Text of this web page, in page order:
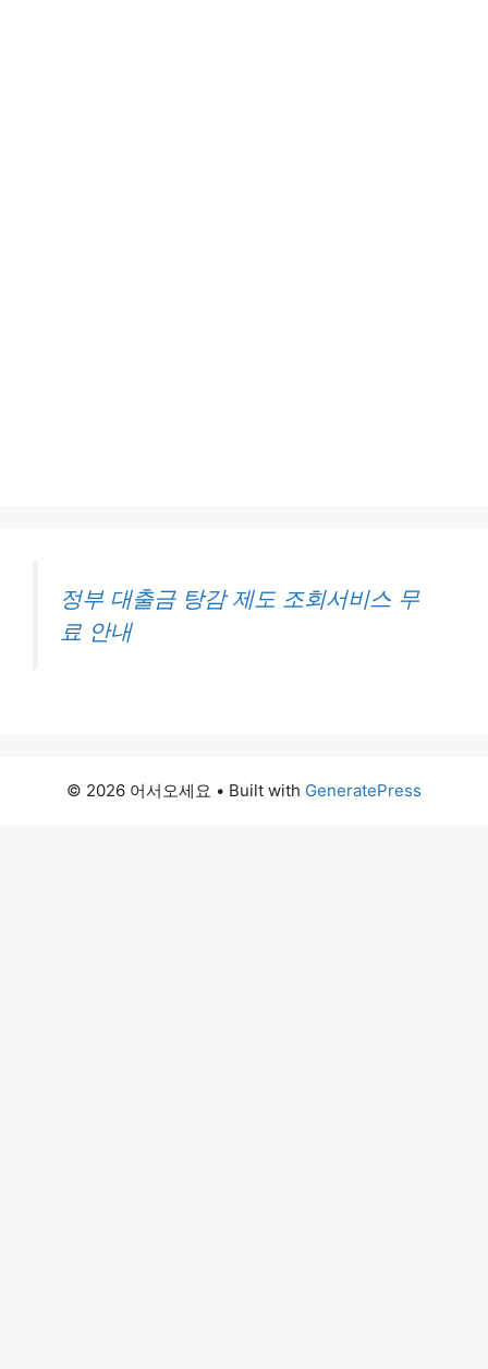
정부 대출금 탕감 제도 조회서비스 무
료 안내
© 2026 어서오세요 • Built with GeneratePress